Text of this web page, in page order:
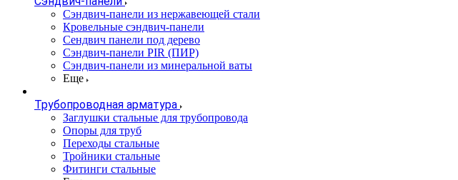
Cэндвич-панели из нержавеющей стали
Кровельные сэндвич-панели
Сендвич панели под дерево
Сэндвич-панели PIR (ПИР)
Сэндвич-панели из минеральной ваты
Еще
Трубопроводная арматура
Заглушки стальные для трубопровода
Опоры для труб
Переходы стальные
Тройники стальные
Фитинги стальные